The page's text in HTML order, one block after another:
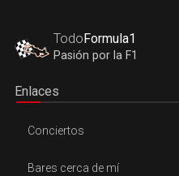
TodoFormula1
Pasión por la F1
Enlaces
Conciertos
Bares cerca de mí